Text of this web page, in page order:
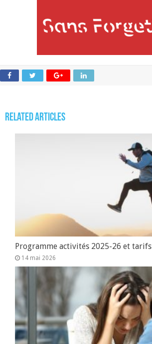
Related Articles
Programme activités 2025-26 et tarifs
14 mai 2026